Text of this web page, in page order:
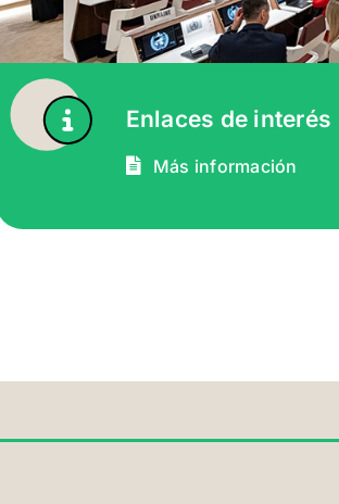
Enlaces de interés
Más información